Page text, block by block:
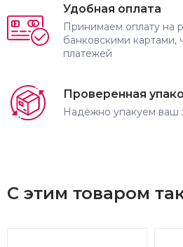
Удобная оплата
Принимаем оплату на
банковскими картами,
платежей
Проверенная
Надёжно упакуем ваш
С этим товаром